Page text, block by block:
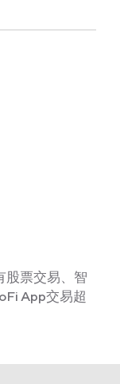
股票交易、智
App交易超